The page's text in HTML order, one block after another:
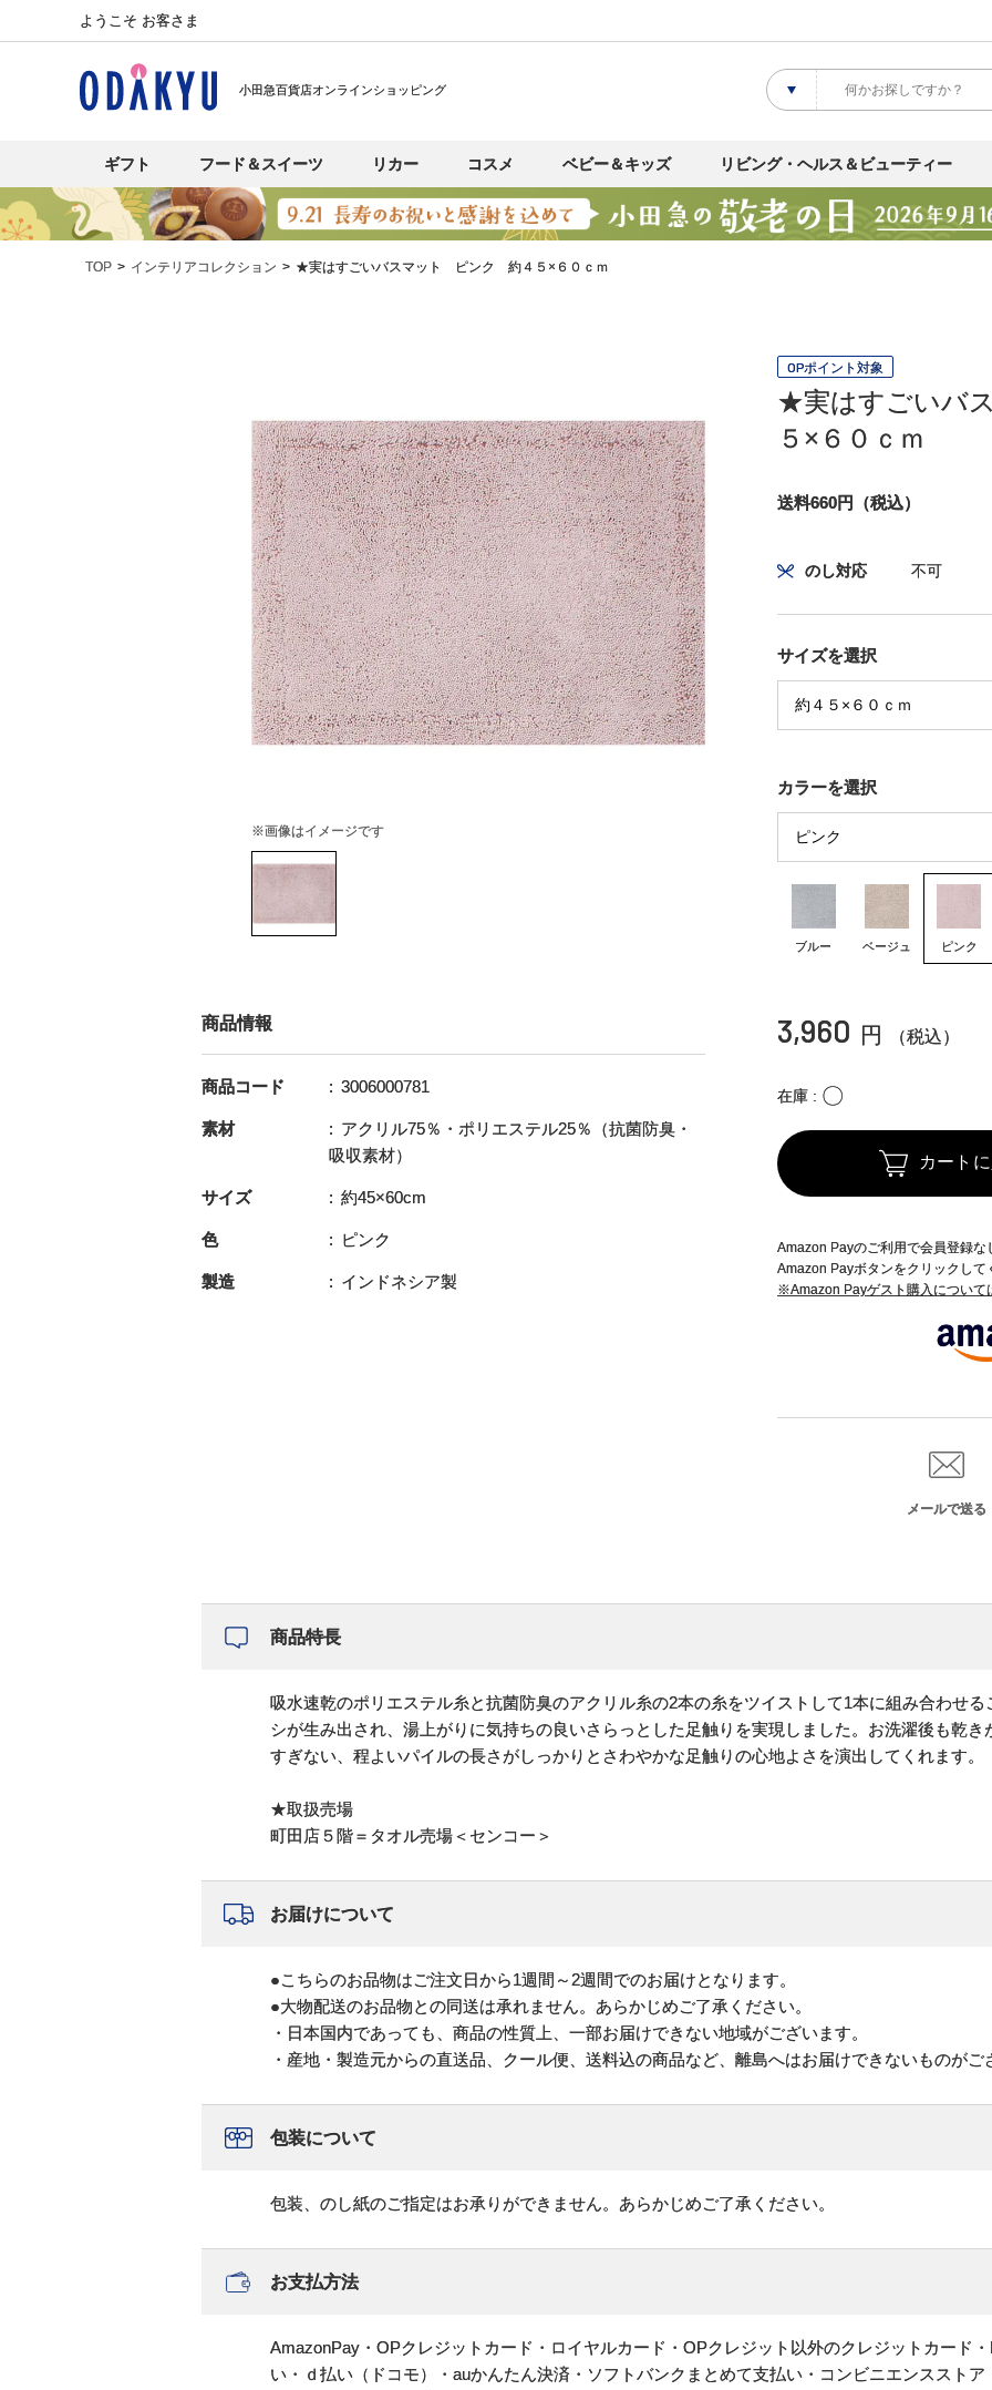
ようこそ お客さま
小田急百貨店オンラインショッピング
ギフト フード＆スイーツ リカー コスメ ベビー＆キッズ リビング・ヘルス＆ビューティー
TOP インテリアコレクション ★実はすごいバスマット ピンク 約４５×６０ｃｍ
※画像はイメージです
OPポイント対象
★実はすごいバ
５×６０ｃｍ
送料660円（税込）
のし対応 不可
サイズを選択
カラーを選択
ブルー ベージュ ピンク
3,960 円 （税込）
在庫 〇
カート
Amazon Payのご利用で会員登録
Amazon Payボタンをクリックして
※Amazon Payゲスト購入について
メールで送る
商品情報
商品コード 3006000781
素材
アクリル75％・ポリエステル25％（抗菌防臭・
吸収素材）
サイズ 約45×60cm
色 ピンク
製造 インドネシア製
商品特長
吸水速乾のポリエステル糸と抗菌防臭のアクリル糸の2本の糸をツイストして1本に組み合わせ
シが生み出され、湯上がりに気持ちの良いさらっとした足触りを実現しました。お洗濯後も乾
すぎない、程よいパイルの長さがしっかりとさわやかな足触りの心地よさを演出してくれます。
★取扱売場
町田店５階＝タオル売場＜センコー＞
お届けについて
●こちらのお品物はご注文日から1週間～2週間でのお届けとなります。
●大物配送のお品物との同送は承れません。あらかじめご了承ください。
・日本国内であっても、商品の性質上、一部お届けできない地域がございます。
・産地・製造元からの直送品、クール便、送料込の商品など、離島へはお届けできないものがご
包装について
包装、のし紙のご指定はお承りができません。あらかじめご了承ください。
お支払方法
AmazonPay・OPクレジットカード・ロイヤルカード・OPクレジット以外のクレジットカード
い・ｄ払い（ドコモ）・auかんたん決済・ソフトバンクまとめて支払い・コンビニエンススト